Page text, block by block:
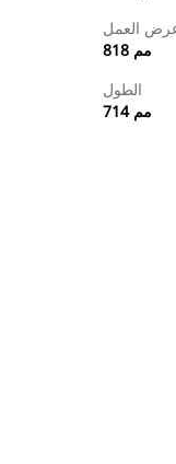
العمل
818 مم
الطول
714 مم